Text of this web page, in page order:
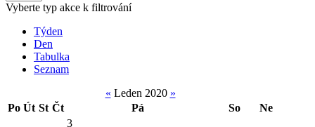
Vyberte typ akce k filtrování
Týden
Den
Tabulka
Seznam
« Leden 2020 »
Po Út St Čt Pá So Ne
3